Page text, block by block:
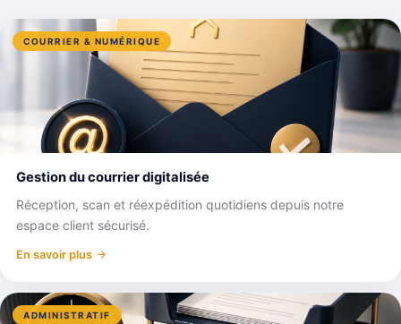
COURRIER & NUMÉRIQUE
Gestion du courrier digitalisée
Réception, scan et réexpédition quotidiens depuis notre
espace client sécurisé.
En savoir plus
ADMINISTRATIF